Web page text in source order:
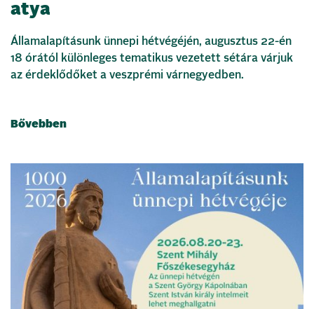
atya
Államalapításunk ünnepi hétvégéjén, augusztus 22-én
18 órától különleges tematikus vezetett sétára várjuk
az érdeklődőket a veszprémi várnegyedben.
Bővebben